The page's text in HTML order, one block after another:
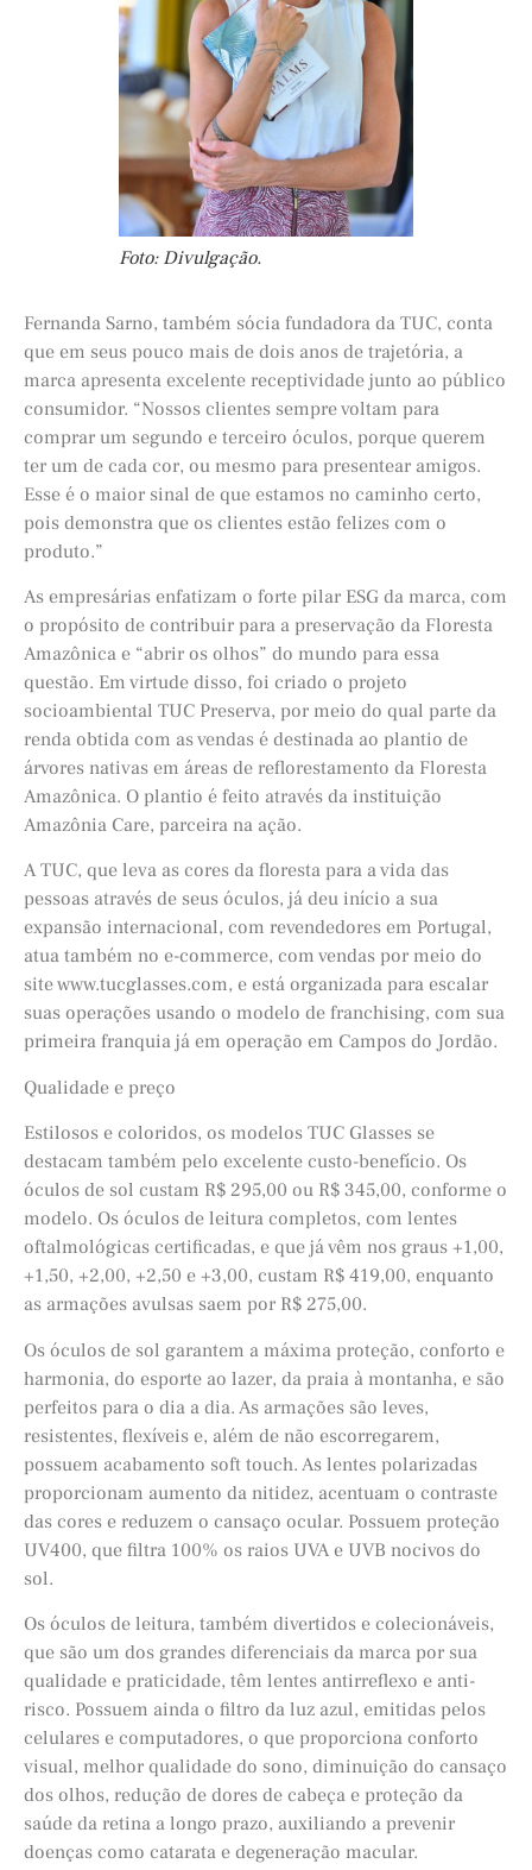
Foto: Divulgação.
Fernanda Sarno, também sócia fundadora da TUC, conta
que em seus pouco mais de dois anos de trajetória, a
marca apresenta excelente receptividade junto ao público
consumidor. “Nossos clientes sempre voltam para
comprar um segundo e terceiro óculos, porque querem
ter um de cada cor, ou mesmo para presentear amigos.
Esse é o maior sinal de que estamos no caminho certo,
pois demonstra que os clientes estão felizes com o
produto.”
As empresárias enfatizam o forte pilar ESG da marca, com
o propósito de contribuir para a preservação da Floresta
Amazônica e “abrir os olhos” do mundo para essa
questão. Em virtude disso, foi criado o projeto
socioambiental TUC Preserva, por meio do qual parte da
renda obtida com as vendas é destinada ao plantio de
árvores nativas em áreas de reflorestamento da Floresta
Amazônica. O plantio é feito através da instituição
Amazônia Care, parceira na ação.
A TUC, que leva as cores da floresta para a vida das
pessoas através de seus óculos, já deu início a sua
expansão internacional, com revendedores em Portugal,
atua também no e-commerce, com vendas por meio do
site www.tucglasses.com, e está organizada para escalar
suas operações usando o modelo de franchising, com sua
primeira franquia já em operação em Campos do Jordão.
Qualidade e preço
Estilosos e coloridos, os modelos TUC Glasses se
destacam também pelo excelente custo-benefício. Os
óculos de sol custam R$ 295,00 ou R$ 345,00, conforme o
modelo. Os óculos de leitura completos, com lentes
oftalmológicas certificadas, e que já vêm nos graus +1,00,
+1,50, +2,00, +2,50 e +3,00, custam R$ 419,00, enquanto
as armações avulsas saem por R$ 275,00.
Os óculos de sol garantem a máxima proteção, conforto e
harmonia, do esporte ao lazer, da praia à montanha, e são
perfeitos para o dia a dia. As armações são leves,
resistentes, flexíveis e, além de não escorregarem,
possuem acabamento soft touch. As lentes polarizadas
proporcionam aumento da nitidez, acentuam o contraste
das cores e reduzem o cansaço ocular. Possuem proteção
UV400, que filtra 100% os raios UVA e UVB nocivos do
sol.
Os óculos de leitura, também divertidos e colecionáveis,
que são um dos grandes diferenciais da marca por sua
qualidade e praticidade, têm lentes antirreflexo e anti-
risco. Possuem ainda o filtro da luz azul, emitidas pelos
celulares e computadores, o que proporciona conforto
visual, melhor qualidade do sono, diminuição do cansaço
dos olhos, redução de dores de cabeça e proteção da
saúde da retina a longo prazo, auxiliando a prevenir
doenças como catarata e degeneração macular.